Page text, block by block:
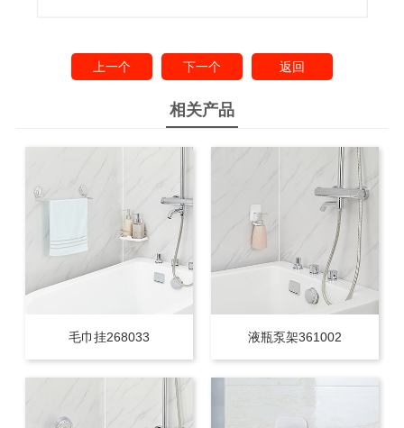
上一个 下一个 返回
相关产品
毛巾挂268033 液瓶泵架361002